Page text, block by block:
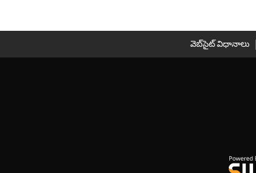
వెబ్‌సైట్ విధానాలు